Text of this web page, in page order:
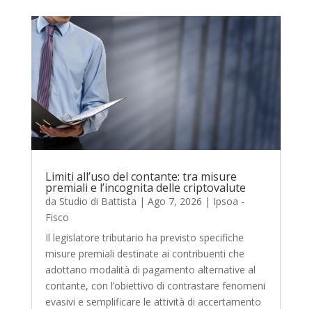
Limiti all’uso del contante: tra misure
premiali e l’incognita delle criptovalute
da Studio di Battista | Ago 7, 2026 | Ipsoa -
Fisco
Il legislatore tributario ha previsto specifiche
misure premiali destinate ai contribuenti che
adottano modalità di pagamento alternative al
contante, con l’obiettivo di contrastare fenomeni
evasivi e semplificare le attività di accertamento